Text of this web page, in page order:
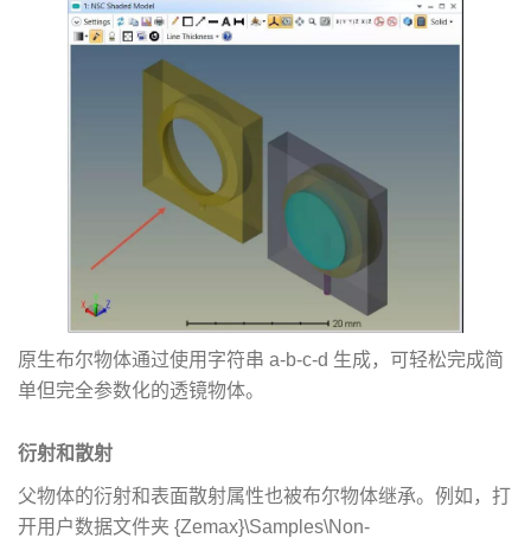
原生布尔物体通过使用字符串 a-b-c-d 生成，可轻松完成简
单但完全参数化的透镜物体。
衍射和散射
父物体的衍射和表面散射属性也被布尔物体继承。例如，打
开用户数据文件夹 {Zemax}\Samples\Non-